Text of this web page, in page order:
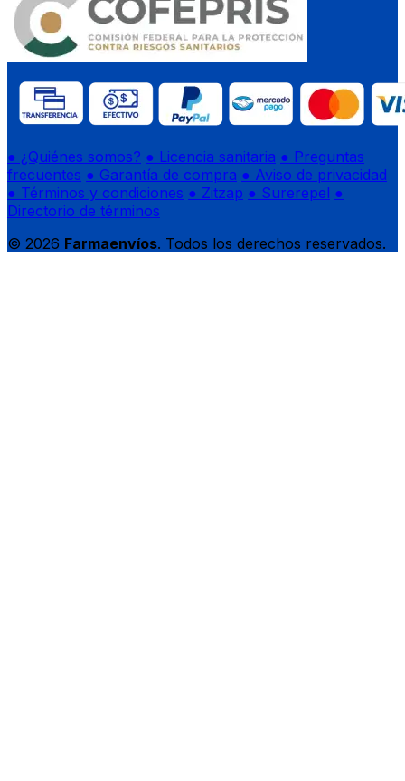
● ¿Quiénes somos? ● Licencia sanitaria ● Preguntas
frecuentes ● Garantía de compra ● Aviso de privacidad
● Términos y condiciones ● Zitzap ● Surerepel ●
Directorio de términos
© 2026 Farmaenvíos. Todos los derechos reservados.